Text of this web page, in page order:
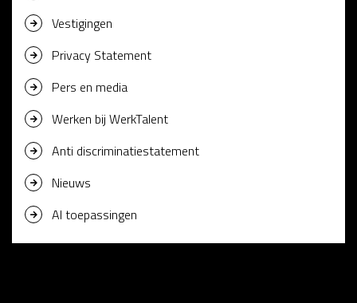
Vestigingen
Privacy Statement
Pers en media
Werken bij WerkTalent
Anti discriminatiestatement
Nieuws
AI toepassingen